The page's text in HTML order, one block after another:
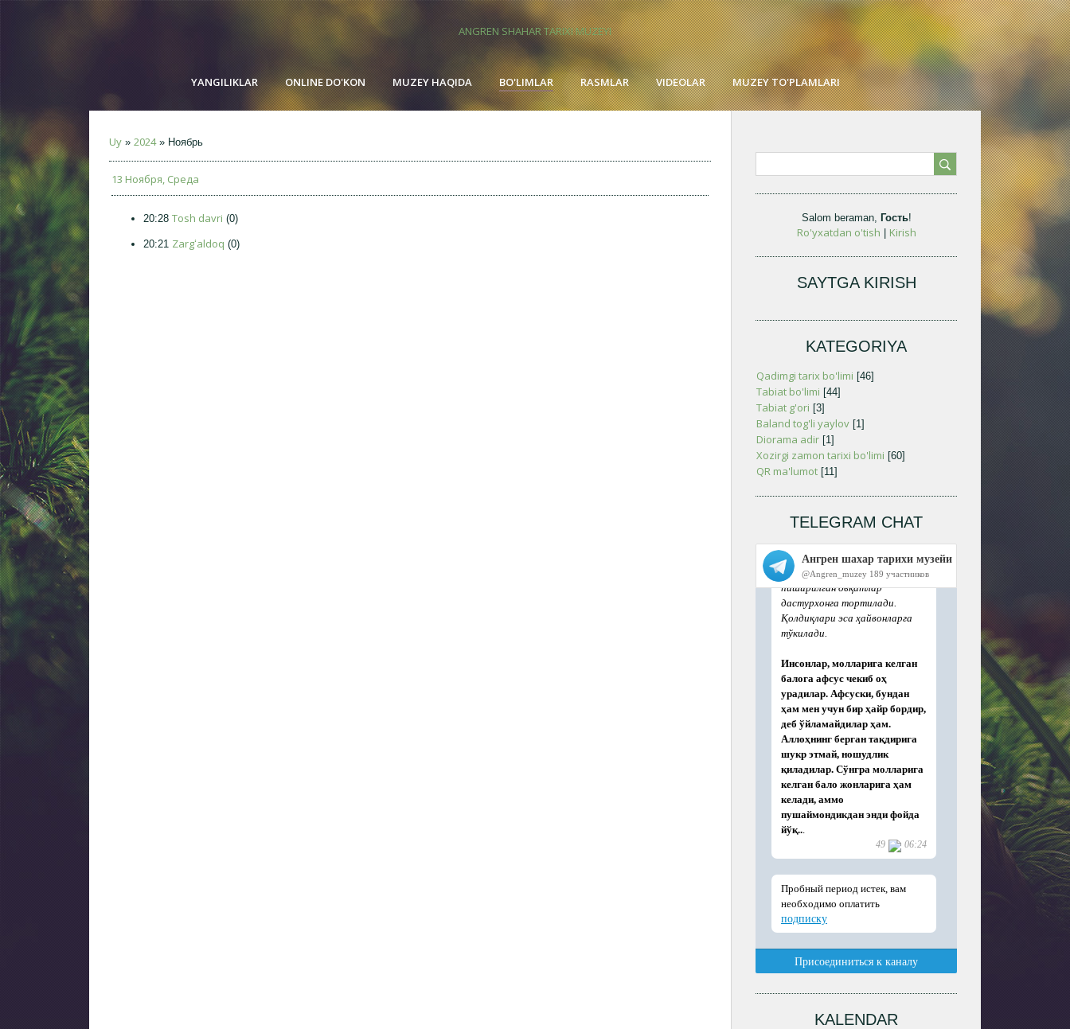
ANGREN SHAHAR TARIXI MUZEYI
YANGILIKLAR ONLINE DO'KON MUZEY HAQIDA BO'LIMLAR RASMLAR VIDEOLAR MUZEY TO'PLAMLARI
Uy » 2024 » Ноябрь
13 Ноября, Среда
20:28 Tosh davri (0)
20:21 Zargʻaldoq (0)
Salom beraman, Гость!
Ro'yxatdan o'tish Kirish
SAYTGA KIRISH
KATEGORIYA
Qadimgi tarix bo'limi [46]
Tabiat bo'limi [44]
Tabiat g'ori [3]
Baland tog'li yaylov [1]
Diorama adir [1]
Xozirgi zamon tarixi bo'limi [60]
QR ma'lumot [11]
TELEGRAM CHAT
KALENDAR